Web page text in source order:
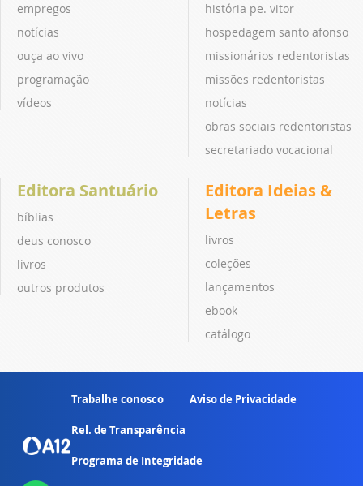
empregos
notícias
ouça ao vivo
programação
vídeos
história pe. vitor
hospedagem santo afonso
missionários redentoristas
missões redentoristas
notícias
obras sociais redentoristas
secretariado vocacional
Editora Santuário
bíblias
deus conosco
livros
outros produtos
Editora Ideias &
Letras
livros
coleções
lançamentos
ebook
catálogo
Trabalhe conosco Aviso de Privacidade
Rel. de Transparência
Programa de Integridade